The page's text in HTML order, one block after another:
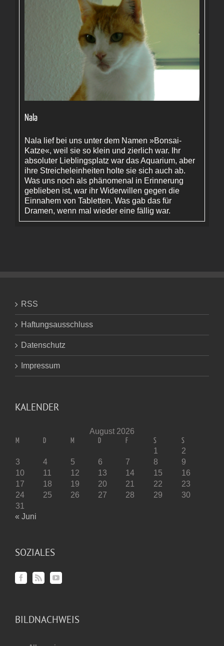
Nala
Nala lief bei uns unter dem Namen »Bonsai-
Katze«, weil sie so klein und zierlich war. Ihr
absoluter Lieblingsplatz war das Aquarium, aber
ihre Streicheleinheiten holte sie sich auch ab.
Was uns noch als phänomenal in Erinnerung
geblieben ist, war ihr Widerwillen gegen die
Einnahem von Tabletten. Was gab das für
Dramen, wenn mal wieder eine fällig war.
RSS
Haftungsausschluss
Datenschutz
Impressum
KALENDER
August 2026
M D M D F S S
1
2
3
4 5 6 7 8
9
10
11 12 13 14 15
16
17
18 19 20 21 22
23
24
25 26 27 28 29
30
31
« Juni
SOZIALES
BILDNACHWEIS